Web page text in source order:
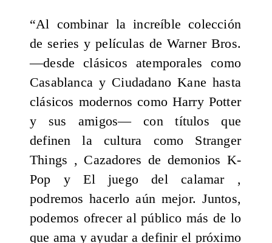
“Al combinar la increíble colección
de series y películas de Warner Bros.
—desde clásicos atemporales como
Casablanca y Ciudadano Kane hasta
clásicos modernos como Harry Potter
y sus amigos— con títulos que
definen la cultura como Stranger
Things , Cazadores de demonios K-
Pop y El juego del calamar ,
podremos hacerlo aún mejor. Juntos,
podemos ofrecer al público más de lo
que ama y ayudar a definir el próximo